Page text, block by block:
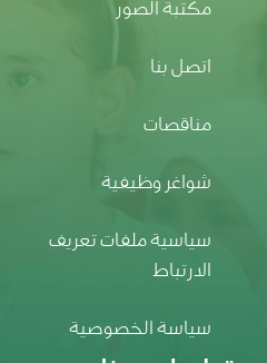
اتصل بنا
مناقصات
شواغر وظيفية
سياسية ملفات تعريف
سياسة الخصوصية
تواصل معنا